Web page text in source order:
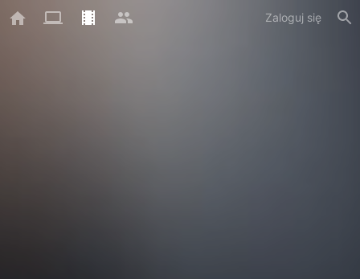
Zaloguj się